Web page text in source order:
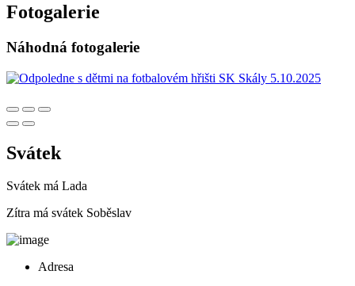
Fotogalerie
Náhodná fotogalerie
Svátek
Svátek má Lada
Zítra má svátek Soběslav
Adresa